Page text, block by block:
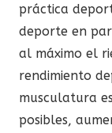
práctica
deporte en
al máximo el
rendimiento
musculatura
posibles,